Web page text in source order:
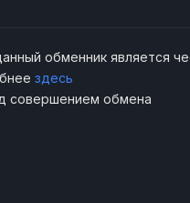
обменник является
здесь
совершением обмена